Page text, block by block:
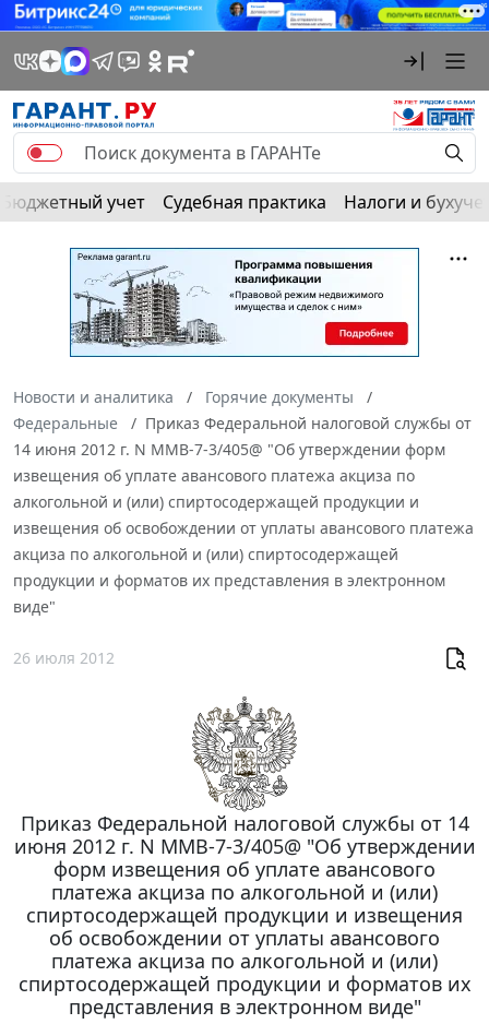
Бюджетный учет Судебная практика Налоги и
Новости и аналитика
Горячие документы
Федеральные
Приказ Федеральной налоговой службы от
14 июня 2012 г. N ММВ-7-3/405@ "Об утверждении форм
извещения об уплате авансового платежа акциза по
алкогольной и (или) спиртосодержащей продукции и
извещения об освобождении от уплаты авансового платежа
акциза по алкогольной и (или) спиртосодержащей
продукции и форматов их представления в электронном
виде"
26 июля 2012
Приказ Федеральной налоговой службы от 14
июня 2012 г. N ММВ-7-3/405@ "Об утверждении
форм извещения об уплате авансового
платежа акциза по алкогольной и (или)
спиртосодержащей продукции и извещения
об освобождении от уплаты авансового
платежа акциза по алкогольной и (или)
спиртосодержащей продукции и форматов их
представления в электронном виде"